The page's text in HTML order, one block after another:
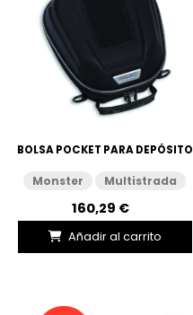
BOLSA POCKET PARA DEPÓSITO
Monster Multistrada
160,29 €
Añadir al carrito